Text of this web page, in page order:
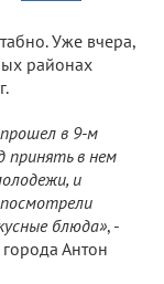
Уже вчера,
районах
в 9-м
принять в нем
и
блюда», -
Антон